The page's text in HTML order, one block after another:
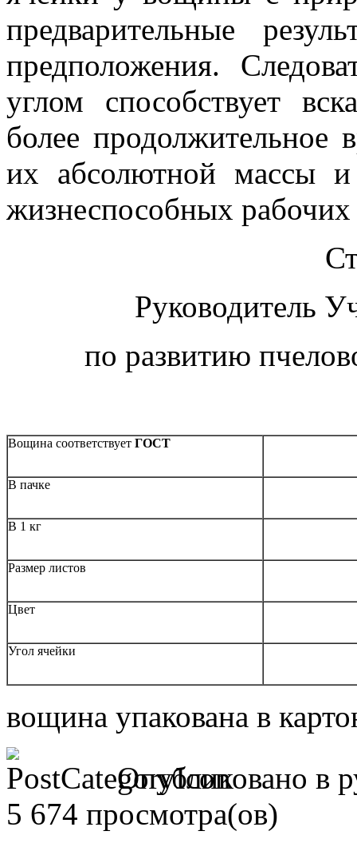
предварительные
предположения.
углом способствует
более продолжительное
их абсолютной массы
жизнеспособных рабочих
Руководитель
по развитию
Вощина соответствует ГОСТ
В пачке
В 1 кг
Размер листов
Цвет
Угол ячейки
вощина упакована в
Опубликовано в
5 674 просмотра(ов)